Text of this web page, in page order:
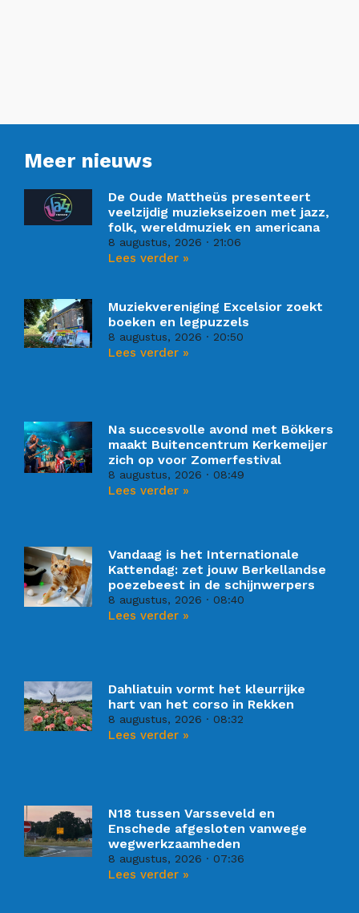
Meer nieuws
De Oude Mattheüs presenteert
veelzijdig muziekseizoen met jazz,
folk, wereldmuziek en americana
8 augustus, 2026 21:06
Lees verder »
Muziekvereniging Excelsior zoekt
boeken en legpuzzels
8 augustus, 2026 20:50
Lees verder »
Na succesvolle avond met Bökkers
maakt Buitencentrum Kerkemeijer
zich op voor Zomerfestival
8 augustus, 2026 08:49
Lees verder »
Vandaag is het Internationale
Kattendag: zet jouw Berkellandse
poezebeest in de schijnwerpers
8 augustus, 2026 08:40
Lees verder »
Dahliatuin vormt het kleurrijke
hart van het corso in Rekken
8 augustus, 2026 08:32
Lees verder »
N18 tussen Varsseveld en
Enschede afgesloten vanwege
wegwerkzaamheden
8 augustus, 2026 07:36
Lees verder »